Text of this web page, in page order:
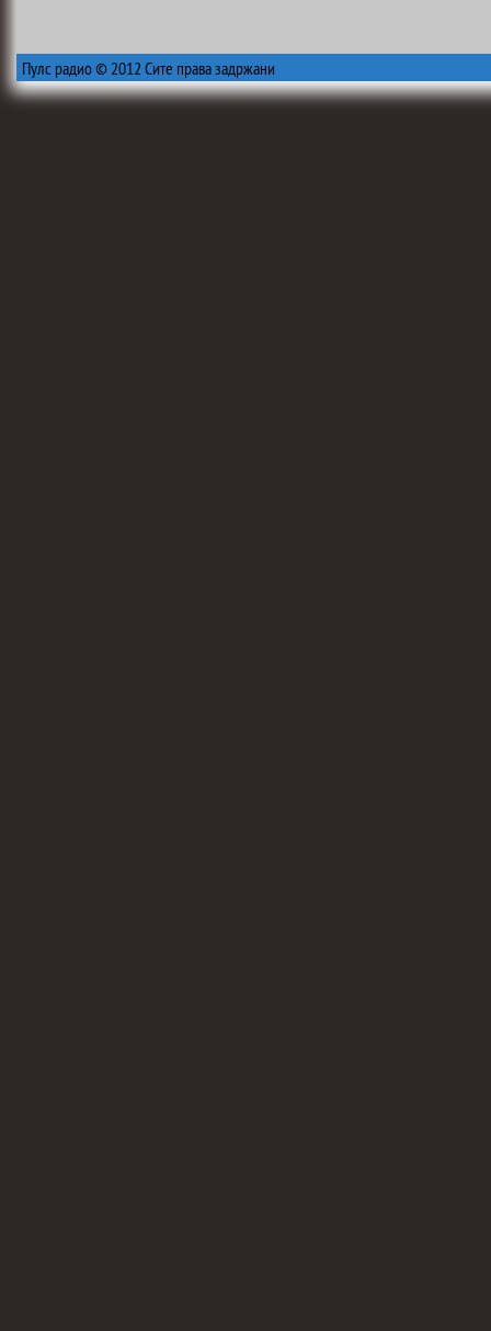
Пулс радио © 2012 Сите права задржани